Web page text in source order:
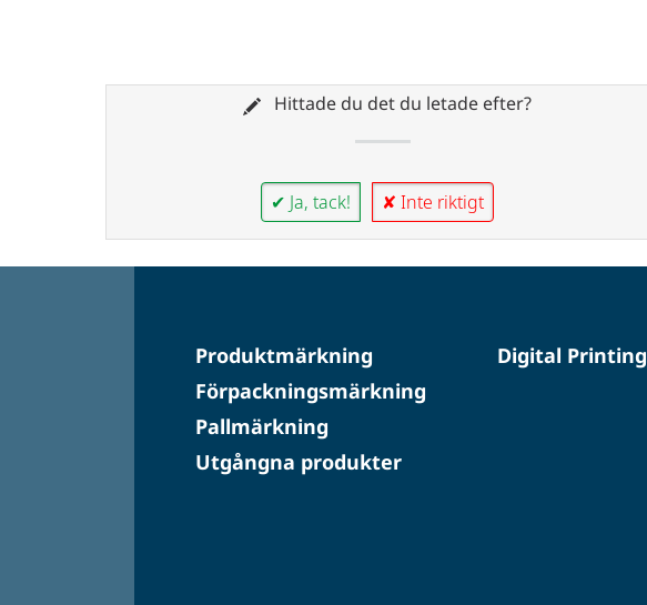
Hittade du det du letade efter?
✔ Ja, tack! ✘ Inte riktigt
Produktmärkning
Förpackningsmärkning
Pallmärkning
Utgångna produkter
Digital Printing